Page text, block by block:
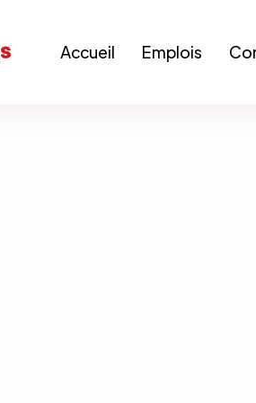
Accueil Emplois